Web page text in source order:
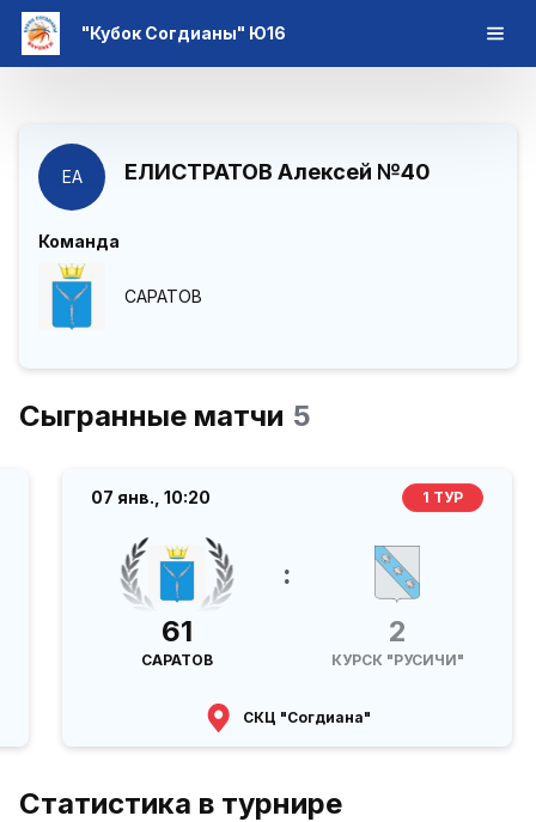
"Кубок Согдианы" Ю16
ЕА ЕЛИСТРАТОВ Алексей №40
Команда
САРАТОВ
Сыгранные матчи 5
07 янв., 10:20 1 ТУР
61
САРАТОВ
:
2
КУРСК "РУСИЧИ"
СКЦ "Согдиана"
Статистика в турнире